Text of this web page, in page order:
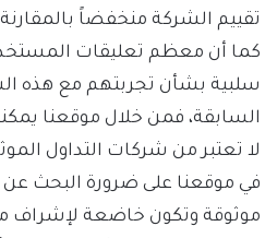
تقييم الشركة منخفضاً
كما أن معظم تعليقات
سلبية بشأن تجربتهم مع هذه
السابقة، فمن خلال موقعنا
لا تعتبر من شركات التداول
في موقعنا على ضرورة البحث عن
موثوقة وتكون خاضعة لإشراف